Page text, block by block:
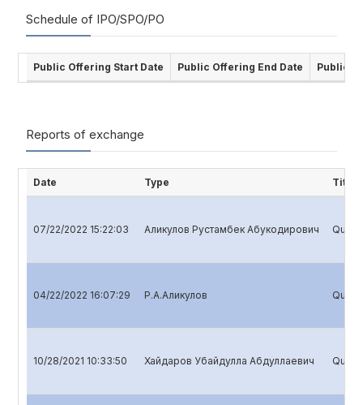
Schedule of IPO/SPO/PO
Public Offering Start Date Public Offering End Date Public
Reports of exchange
Date Type Title
07/22/2022 15:22:03 Аликулов Рустамбек Абукодирович
04/22/2022 16:07:29 Р.А.Аликулов
10/28/2021 10:33:50 Хайдаров Убайдулла Абдуллаевич